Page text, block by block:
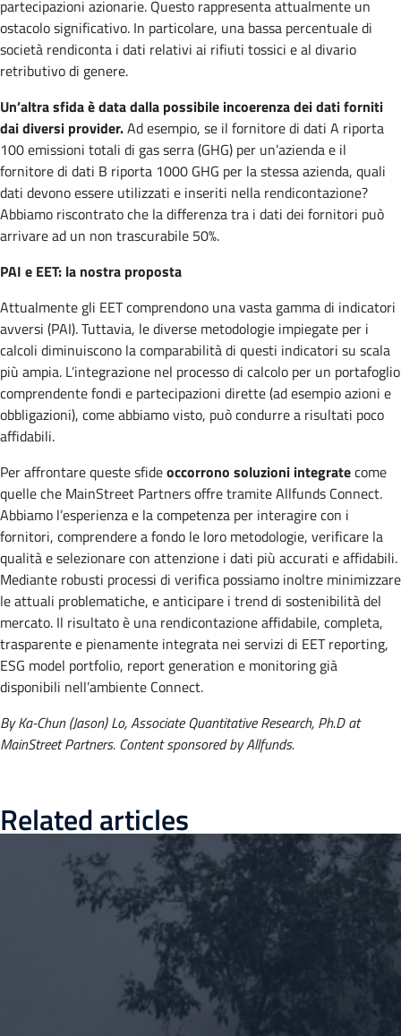
partecipazioni azionarie. Questo rappresenta attualmente un
ostacolo significativo. In particolare, una bassa percentuale di
società rendiconta i dati relativi ai rifiuti tossici e al divario
retributivo di genere.
Un’altra sfida è data dalla possibile incoerenza dei dati forniti
dai diversi provider.Ad esempio, se il fornitore di dati A riporta
100 emissioni totali di gas serra (GHG) per un’azienda e il
fornitore di dati B riporta 1000 GHG per la stessa azienda, quali
dati devono essere utilizzati e inseriti nella rendicontazione?
Abbiamo riscontrato che la differenza tra i dati dei fornitori può
arrivare ad un non trascurabile 50%.
PAI e EET: la nostra proposta
Attualmente gli EET comprendono una vasta gamma di indicatori
avversi (PAI). Tuttavia, le diverse metodologie impiegate per i
calcoli diminuiscono la comparabilità di questi indicatori su scala
più ampia. L’integrazione nel processo di calcolo per un portafoglio
comprendente fondi e partecipazioni dirette (ad esempio azioni e
obbligazioni), come abbiamo visto, può condurre a risultati poco
affidabili.
Per affrontare queste sfideoccorrono soluzioni integratecome
quelle che MainStreet Partners offre tramite Allfunds Connect.
Abbiamo l’esperienza e la competenza per interagire con i
fornitori, comprendere a fondo le loro metodologie, verificare la
qualità e selezionare con attenzione i dati più accurati e affidabili.
Mediante robusti processi di verifica possiamo inoltre minimizzare
le attuali problematiche, e anticipare i trend di sostenibilità del
mercato. Il risultato è una rendicontazione affidabile, completa,
trasparente e pienamente integrata nei servizi di EET reporting,
ESG model portfolio, report generation e monitoring già
disponibili nell’ambiente Connect.
By Ka-Chun (Jason) Lo, Associate Quantitative Research, Ph.D at
MainStreet Partners. Content sponsored by Allfunds.
Related articles